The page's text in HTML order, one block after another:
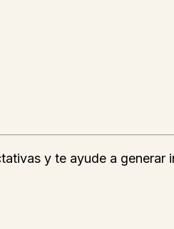
y te ayude a generar